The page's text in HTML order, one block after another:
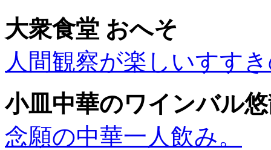
大衆食堂 おへそ
人間観察が楽しいすす
小皿中華のワインバル
念願の中華一人飲み。